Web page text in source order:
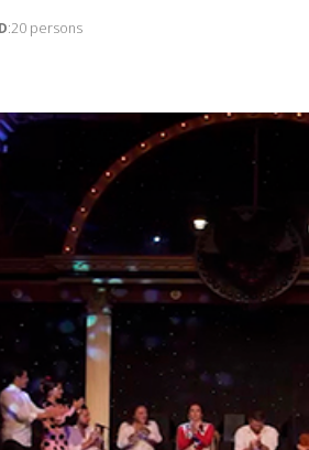
:20 persons